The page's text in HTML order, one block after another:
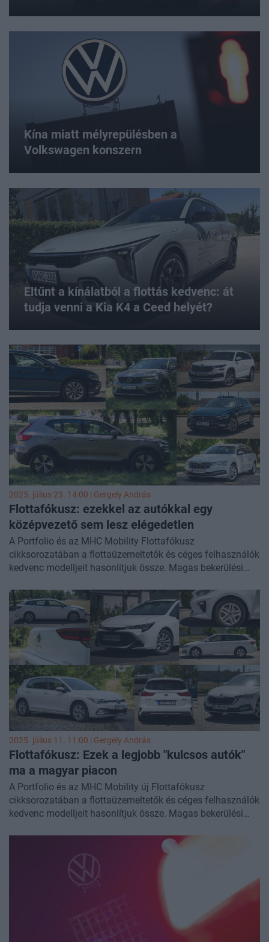
Kína miatt mélyrepülésben a
Volkswagen konszern
Eltűnt a kínálatból a flottás kedvenc: át
tudja venni a Kia K4 a Ceed helyét?
2025. július 23. 14:00 | Gergely András
Flottafókusz: ezekkel az autókkal egy
középvezető sem lesz elégedetlen
A Portfolio és az MHC Mobility Flottafókusz
cikksorozatában a flottaüzemeltetők és céges felhasználók
kedvenc modelljeit hasonlítjuk össze. Magas bekerülési
elégséges felhasználói élmény? Milyen modelleket
választanak a felsővezetők és melyek a legjobb "kulcsos
autók"? Jó választás az elektromos autó, vagy más módon
érdemes az ESG vállalásokat teljesíteni? Cikksorozatunk
második részében a középvezetői autók szegmensének
legnépszerűbb modelljeit hasonlítjuk össze.
2025. július 11. 11:00 | Gergely András
Flottafókusz: Ezek a legjobb "kulcsos autók"
ma a magyar piacon
A Portfolio és az MHC Mobility új Flottafókusz
cikksorozatában a flottaüzemeltetők és céges felhasználók
kedvenc modelljeit hasonlítjuk össze. Magas bekerülési
elégséges felhasználói élmény? Milyen modelleket
választanak a felsővezetők és melyek a legjobb "kulcsos
autók"? Jó választás az elektromos autó, vagy más módon
érdemes az ESG vállalásokat teljesíteni? Cikksorozatunk
első részében a sales-es, "kulcsos autók" szegmensének